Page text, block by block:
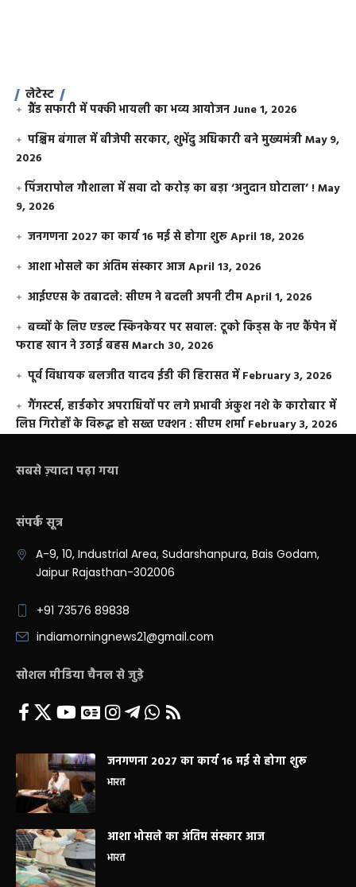
लेटेस्ट
ग्रैंड सफारी में पक्की भायली का भव्य आयोजन June 1, 2026
पश्चिम बंगाल में बीजेपी सरकार, शुभेंदु अधिकारी बने मुख्यमंत्रीMay 9,
2026
​पिंजरापोल गौशाला में सवा दो करोड़ का बड़ा ‘अनुदान घोटाला’ !May
9, 2026
जनगणना 2027 का कार्य 16 मई से होगा शुरूApril 18, 2026
आशा भोसले का अंतिम संस्कार आजApril 13, 2026
आईएएस के तबादले: सीएम ने बदली अपनी टीमApril 1, 2026
बच्चों के लिए एडल्ट स्किनकेयर पर सवाल: टूको किड्स के नए कैंपेन में
फराह खान ने उठाई बहसMarch 30, 2026
पूर्व विधायक बलजीत यादव ईडी की हिरासत में February 3, 2026
गैंगस्टर्स, हार्डकोर अपराधियों पर लगे प्रभावी अंकुश नशे के कारोबार में
लिप्त गिरोहों के विरूद्ध हो सख्त एक्शन : सीएम शर्मा February 3, 2026
सबसे ज़्यादा पढ़ा गया
संपर्क सूत्र
A-9, 10, Industrial Area, Sudarshanpura, Bais Godam,
Jaipur Rajasthan-302006
+91 73576 89838
indiamorningnews21@gmail.com
सोशल मीडिया चैनल से जुड़े
जनगणना 2027 का कार्य 16 मई से होगा शुरू
भारत
आशा भोसले का अंतिम संस्कार आज
भारत